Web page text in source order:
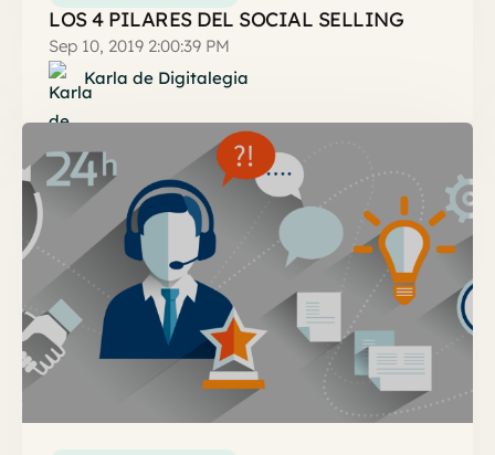
LOS 4 PILARES DEL SOCIAL SELLING
Sep 10, 2019 2:00:39 PM
Karla de Digitalegia